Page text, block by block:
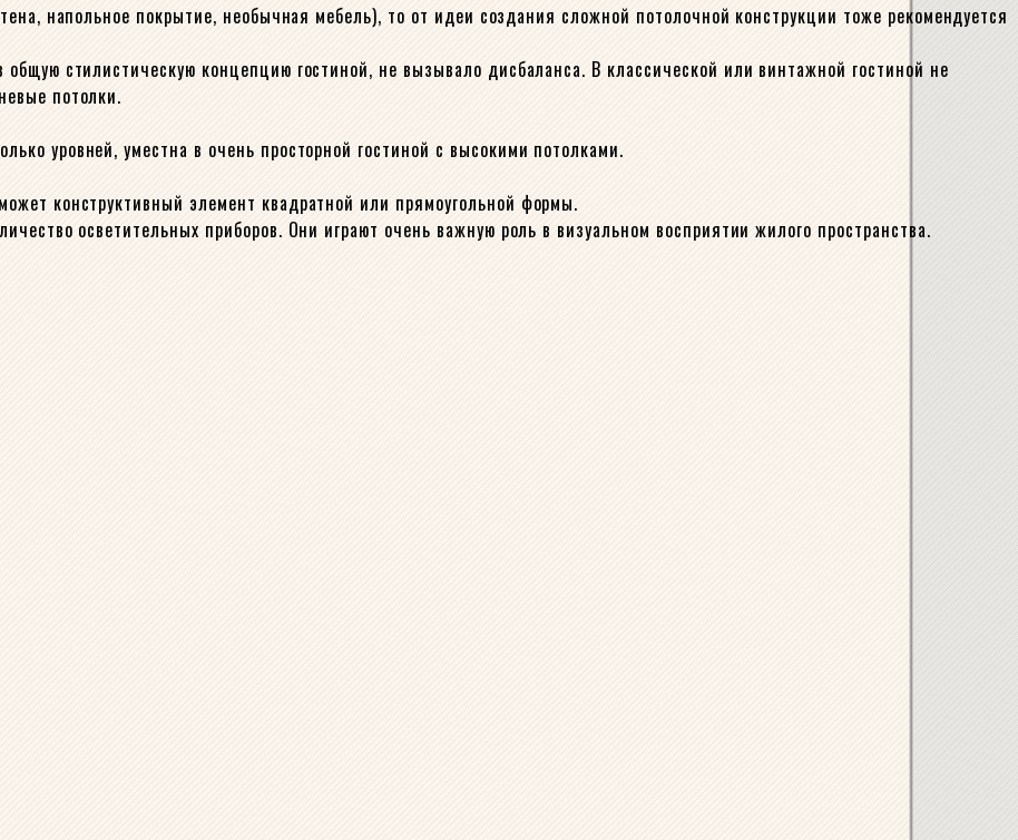
напольное покрытие, необычная мебель), то от идеи создания сложной потолочной конструкции тоже рекомендуется
стилистическую концепцию гостиной, не вызывало дисбаланса. В классической или винтажной гостиной не
потолки.
уровней, уместна в очень просторной гостиной с высокими потолками.
конструктивный элемент квадратной или прямоугольной формы.
осветительных приборов. Они играют очень важную роль в визуальном восприятии жилого пространства.